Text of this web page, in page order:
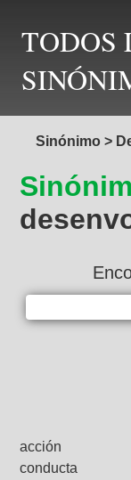
TODOS
Sinónimo >
acción
conducta